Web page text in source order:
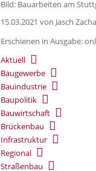
Bild: Bauarbeiten am
15.03.2021 von Jasch
Erschienen in Ausgabe:
Aktuell
Baugewerbe
Bauindustrie
Baupolitik
Bauwirtschaft
Brückenbau
Infrastruktur
Regional
Straßenbau